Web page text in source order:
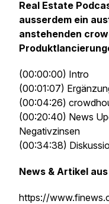
Real Estate
ausserdem ein
anstehenden
(00:00:00) Intro
(00:01:07)
(00:04:26)
(00:20:40) News
Negativzinsen
(00:34:38)
News & Artikel
https://